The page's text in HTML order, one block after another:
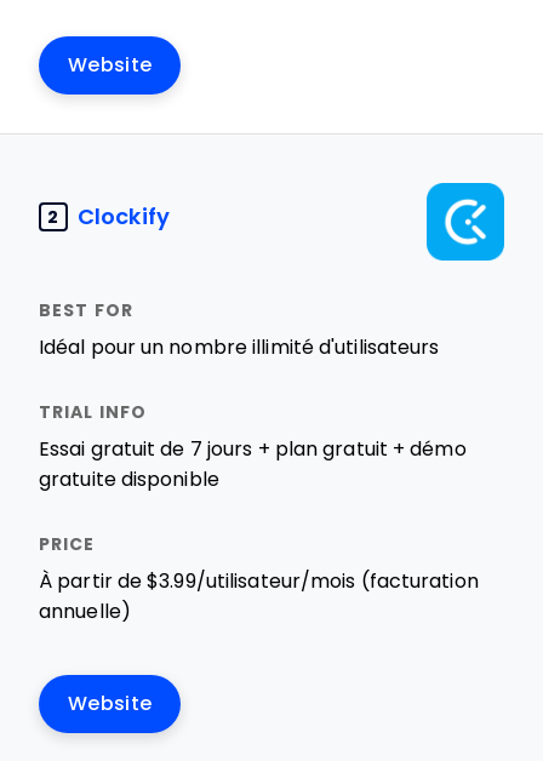
Website
2 Clockify
Idéal pour un nombre illimité d'utilisateurs
Essai gratuit de 7 jours + plan gratuit + démo
gratuite disponible
À partir de $3.99/utilisateur/mois (facturation
annuelle)
Website